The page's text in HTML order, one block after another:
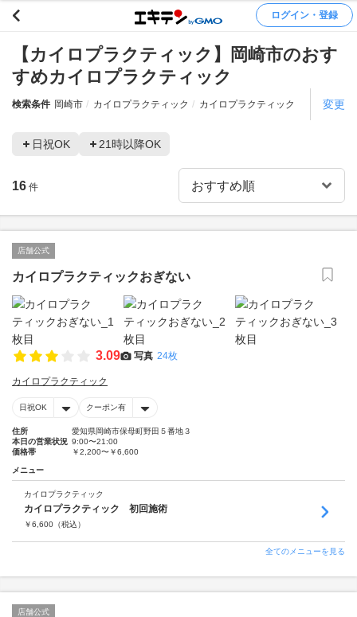
ログイン・登録
【カイロプラクティック】岡崎市のおす
すめカイロプラクティック
検索条件 岡崎市 カイロプラクティック カイロプラクティック 変更
日祝OK 21時以降OK
16 件
店舗公式
カイロプラクティックおぎない
3.09 写真 24枚
カイロプラクティック
日祝OK クーポン有
住所
愛知県岡崎市保母町野田５番地３
本日の営業状況 9:00〜21:00
価格帯
￥2,200〜￥6,600
メニュー
カイロプラクティック
カイロプラクティック 初回施術
￥6,600 （税込）
全てのメニューを見る
店舗公式